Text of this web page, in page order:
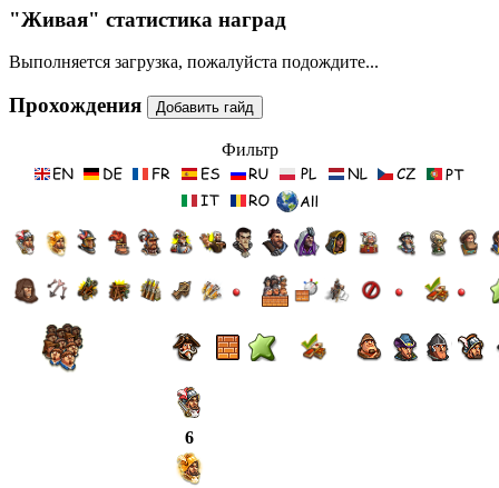
"Живая" статистика наград
Выполняется загрузка, пожалуйста подождите...
Прохождения
Фильтр
6